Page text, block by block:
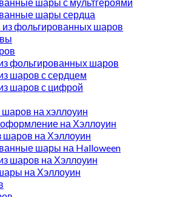
шары сердца
фольгированных шаров
фольгированных шаров
шаров с сердцем
шаров с цифрой
шаров на хэллоуин
на Хэллоуин
шаров на Хэллоуин
шары на Halloween
шаров на Хэллоуин
на Хэллоуин